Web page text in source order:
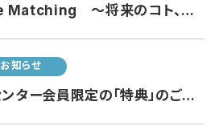
第2回 Life & Love Matching ～将来のコト、ちょっと話してみる？婚活～
お知らせ
さっぽろ結婚支援センター会員限定の「特典」のご案内（AUNO by JOHNSON HOMES様より）